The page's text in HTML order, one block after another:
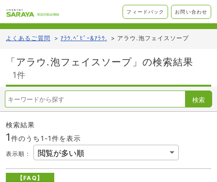
フィードバック お問い合わせ
よくあるご質問 > ｱﾗｳ.ﾍﾞﾋﾞｰ&ｱﾗｳ. > アラウ.泡フェイスソープ
「アラウ.泡フェイスソープ」の検索結果
1件
検索
検索結果
1件のうち1-1件を表示
表示順 ：
【FAQ】